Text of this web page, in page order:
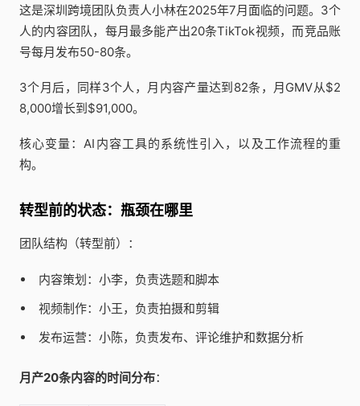
这是深圳跨境团队负责人小林在2025年7月面临的问题。3个
人的内容团队，每月最多能产出20条TikTok视频，而竞品账
号每月发布50-80条。
3个月后，同样3个人，月内容产量达到82条，月GMV从$2
8,000增长到$91,000。
核心变量：AI内容工具的系统性引入，以及工作流程的重
构。
转型前的状态：瓶颈在哪里
团队结构（转型前）：
内容策划：小李，负责选题和脚本
视频制作：小王，负责拍摄和剪辑
发布运营：小陈，负责发布、评论维护和数据分析
月产20条内容的时间分布：